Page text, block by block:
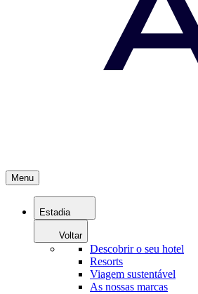
Menu
Estadia
Voltar
Descobrir o seu hotel
Resorts
Viagem sustentável
As nossas marcas